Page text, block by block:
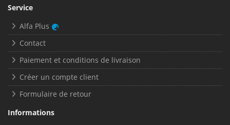
Service
Alfa Plus
Contact
Paiement et conditions de livraison
Créer un compte client
Formulaire de retour
Informations